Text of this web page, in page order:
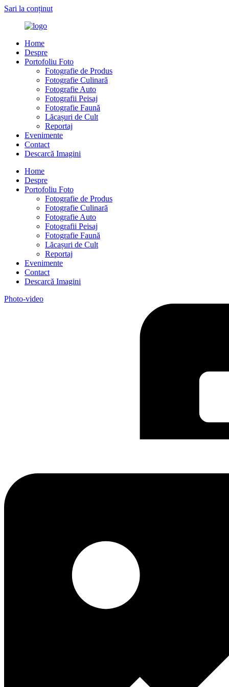
Sari la conținut
Home
Despre
Portofoliu Foto
Fotografie de Produs
Fotografie Culinară
Fotografie Auto
Fotografii Peisaj
Fotografie Faună
Lăcașuri de Cult
Reportaj
Evenimente
Contact
Descarcă Imagini
Home
Despre
Portofoliu Foto
Fotografie de Produs
Fotografie Culinară
Fotografie Auto
Fotografii Peisaj
Fotografie Faună
Lăcașuri de Cult
Reportaj
Evenimente
Contact
Descarcă Imagini
Photo-video